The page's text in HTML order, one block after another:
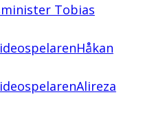
Tobias
Håkan
Alireza